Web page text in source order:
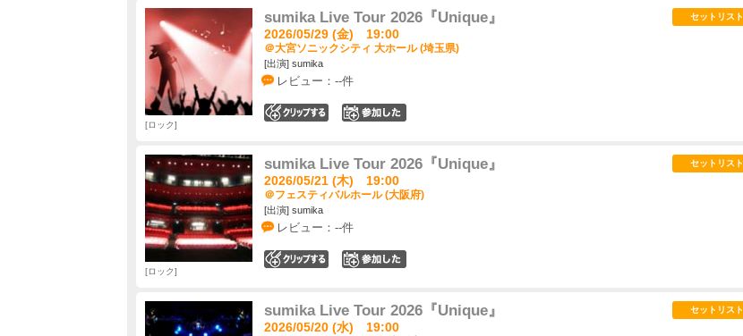
sumika Live Tour 2026『Unique』
2026/05/29 (金) 19:00
＠大宮ソニックシティ 大ホール (埼玉県)
[出演] sumika
レビュー：--件
セットリスト
ロック
sumika Live Tour 2026『Unique』
2026/05/21 (木) 19:00
＠フェスティバルホール (大阪府)
[出演] sumika
レビュー：--件
セットリスト
ロック
sumika Live Tour 2026『Unique』
2026/05/20 (水) 19:00
セットリスト